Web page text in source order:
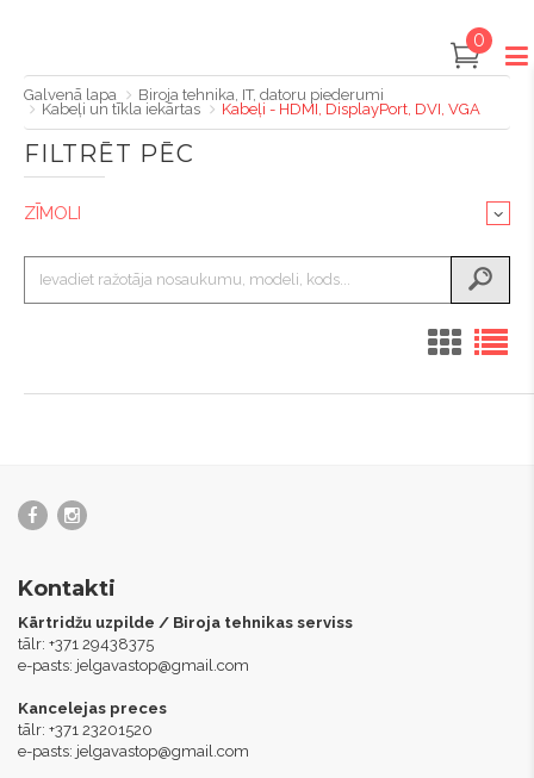
0
Galvenā lapa
Biroja tehnika, IT, datoru piederumi
Kabeļi un tīkla iekārtas
Kabeļi - HDMI, DisplayPort, DVI, VGA
FILTRĒT PĒC
ZĪMOLI
Kontakti
Kārtridžu uzpilde / Biroja tehnikas serviss
tālr: +371 29438375
e-pasts: jelgavastop@gmail.com
Kancelejas preces
tālr: +371 23201520
e-pasts: jelgavastop@gmail.com